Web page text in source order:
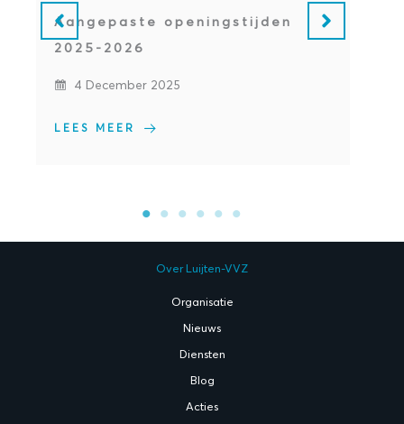
Aangepaste openingstijden
2025-2026
4 December 2025
LEES MEER
Over Luijten-VVZ
Organisatie
Nieuws
Diensten
Blog
Acties